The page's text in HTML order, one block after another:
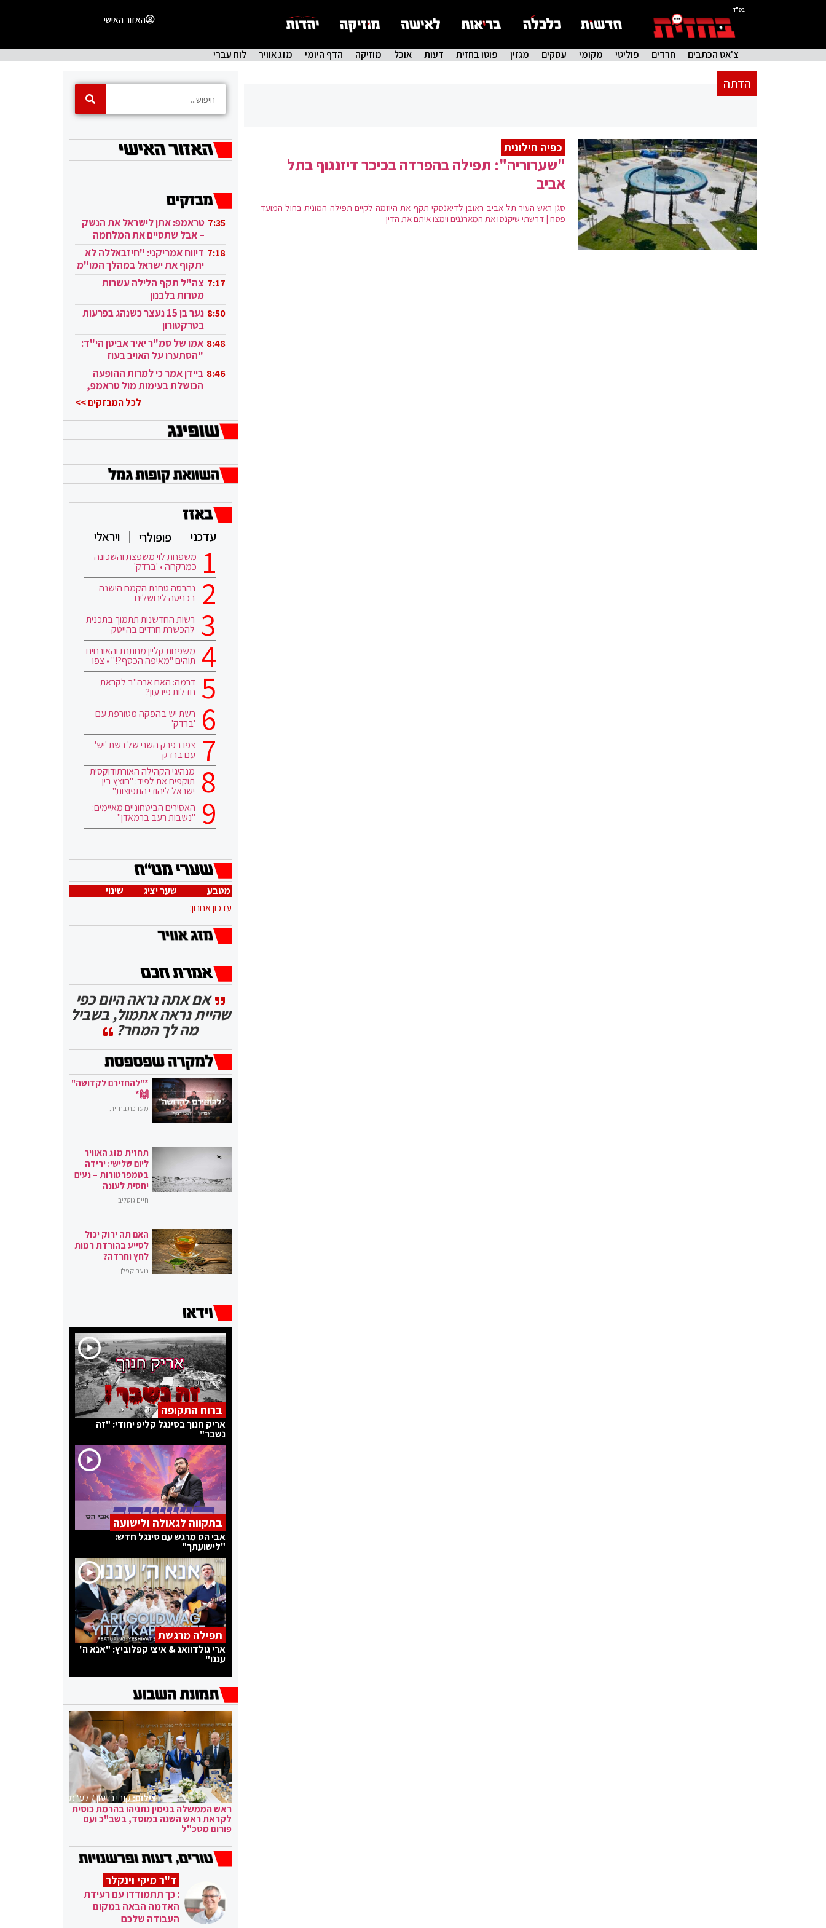
בס"ד
האזור האישי
צ'אט הכתבים חרדים פוליטי מקומי עסקים מגזין פוטו בחזית דעות אוכל מוזיקה הדף היומי מזג אוויר לוח עברי
הדתה
כפיה חילונית
"שערוריה": תפילה בהפרדה בכיכר דיזנגוף בתל
אביב
סגן ראש העיר תל אביב ראובן לדיאנסקי תקף את היוזמה לקיים תפילה המונית בחול המועד
פסח | דרשתי שיקנסו את המארגנים וימצו איתם את הדין
7:35 טראמפ: אתן לישראל את הנשק
– אבל שתסיים את המלחמה
בעזה 7:18 דיווח אמריקני: "חיזבאללה לא
יתקוף את ישראל במהלך המו"מ
בקטאר" 7:17 צה"ל תקף הלילה עשרות
מטרות בלבנון
8:50
נער בן 15 נעצר כשנהג בפרעות
בטרקטורון
8:48 אמו של סמ"ר יאיר אביטן הי"ד:
"הסתערו על האויב בעוז
ובגבורה" 8:46 ביידן אמר כי למרות ההופעה
הכושלת בעימות מול טראמפ,
לכל המבזקים >>
עדכני פופולרי ויראלי
משפחת לוי משפצת והשכונה
כמרקחה • 'ברדק'
נהרסה טחנת הקמח הישנה
בכניסה לירושלים
רשות החדשנות תתמוך בתכנית
להכשרת חרדים בהייטק
משפחת קליין מחתנת והאורחים
תוהים "מאיפה הכסף?!" • צפו
דרמה: האם ארה"ב לקראת
חדלות פירעון?
רשת יש בהפקה מטורפת עם
'ברדק'
צפו בפרק השני של רשת 'יש'
עם ברדק
מנהיגי הקהילה האורתודוקסית
תוקפים את לפיד: "חוצץ בין
ישראל ליהודי התפוצות"
האסירים הביטחוניים מאיימים:
"נשבות רעב ברמאדן"
מטבע שער יציג
שינוי
עדכון אחרון:
אם אתה נראה היום כפי
שהיית נראה אתמול, בשביל
מה לך המחר?
*"להחזירם לקדושה"
🙌*
מערכת בחזית
תחזית מזג האוויר
ליום שלישי: ירידה
בטמפרטורות – נעים
יחסית לעונה
חיים גוטליב
האם תה ירוק יכול
לסייע בהורדת רמות
לחץ וחרדה?
נועה קפלן
ברוח התקופה
אריק חנוך בסינגל קליפ יחודי: "זה
נשבר"
בתקווה לגאולה ולישועה
אבי הס מרגש עם סינגל חדש:
"לישועתך"
תפילה מרגשת
ארי גולדוואג & איצי קפלוביץ: "אנא ה'
עננו"
צילום:קובי גדעון / לע"מ
ראש הממשלה בנימין נתניהו בהרמת כוסית
לקראת ראש השנה במוסד, בשב"כ ועם
פורום מטכ"ל
ד"ר מיקי וינקלר
: כך תתמודדו עם רעידת
האדמה הבאה במקום
העבודה שלכם